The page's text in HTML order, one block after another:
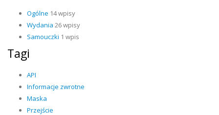
Ogólne 14 wpisy
Wydania 26 wpisy
Samouczki 1 wpis
Tagi
API
Informacje zwrotne
Maska
Przejście